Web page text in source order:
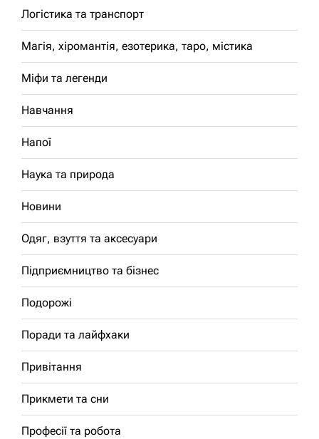
Логістика та транспорт
Магія, хіромантія, езотерика, таро, містика
Міфи та легенди
Навчання
Напої
Наука та природа
Новини
Одяг, взуття та аксесуари
Підприємництво та бізнес
Подорожі
Поради та лайфхаки
Привітання
Прикмети та сни
Професії та робота